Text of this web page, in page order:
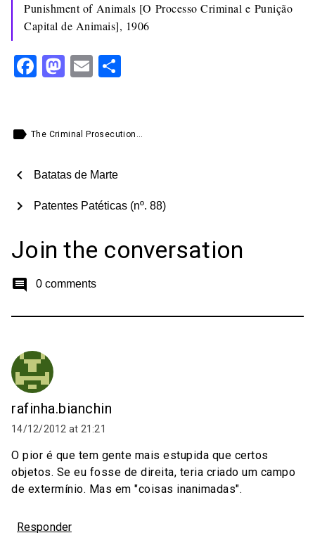
Punishment of Animals [O Processo Criminal e Punição
Capital de Animais], 1906
Facebook
Mastodon
Email
label The Criminal Prosecution...
chevron_left Batatas de Marte
Patentes Patéticas (nº. 88)
chevron_right
Join the conversation
comment 0 comments
rafinha.bianchin
14/12/2012 at 21:21
O pior é que tem gente mais estupida que certos
objetos. Se eu fosse de direita, teria criado um campo
de extermínio. Mas em "coisas inanimadas".
Responder